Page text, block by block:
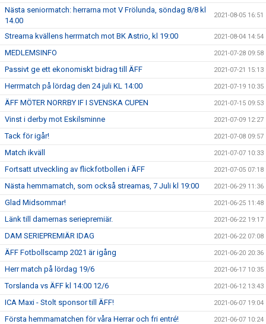
Nästa seniormatch: herrarna mot V Frölunda, söndag 8/8 kl
14.00
2021-08-05 16:51
Streama kvällens herrmatch mot BK Astrio, kl 19:00 2021-08-04 14:54
MEDLEMSINFO 2021-07-28 09:58
Passivt ge ett ekonomiskt bidrag till ÄFF 2021-07-21 15:13
Herrmatch på lördag den 24 juli KL 14:00 2021-07-19 10:35
ÄFF MÖTER NORRBY IF I SVENSKA CUPEN 2021-07-15 09:53
Vinst i derby mot Eskilsminne 2021-07-09 12:27
Tack för igår! 2021-07-08 09:57
Match ikväll 2021-07-07 10:33
Fortsatt utveckling av flickfotbollen i ÄFF 2021-07-05 07:18
Nästa hemmamatch, som också streamas, 7 Juli kl 19:00 2021-06-29 11:36
Glad Midsommar! 2021-06-25 11:48
Länk till damernas seriepremiär. 2021-06-22 19:17
DAM SERIEPREMIÄR IDAG 2021-06-22 07:08
ÄFF Fotbollscamp 2021 är igång 2021-06-20 20:36
Herr match på lördag 19/6 2021-06-17 10:35
Torslanda vs ÄFF kl 14:00 12/6 2021-06-12 13:43
ICA Maxi - Stolt sponsor till ÄFF! 2021-06-07 19:04
Första hemmamatchen för våra Herrar och fri entré! 2021-06-07 10:24